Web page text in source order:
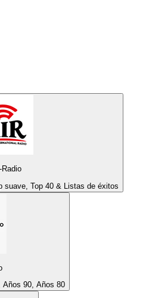
suave, Top 40 & Listas de éxitos
Años 90, Años 80